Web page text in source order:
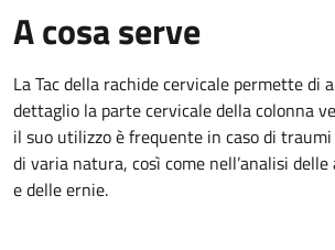
A cosa serve
La Tac della rachide cervicale permette di
dettaglio la parte cervicale della colonna
il suo utilizzo è frequente in caso di
di varia natura, così come nell’analisi
e delle ernie.